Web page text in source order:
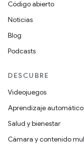
Código abierto
Noticias
Blog
Podcasts
DESCUBRE
Videojuegos
Aprendizaje automático
Salud y bienestar
Cámara y contenido